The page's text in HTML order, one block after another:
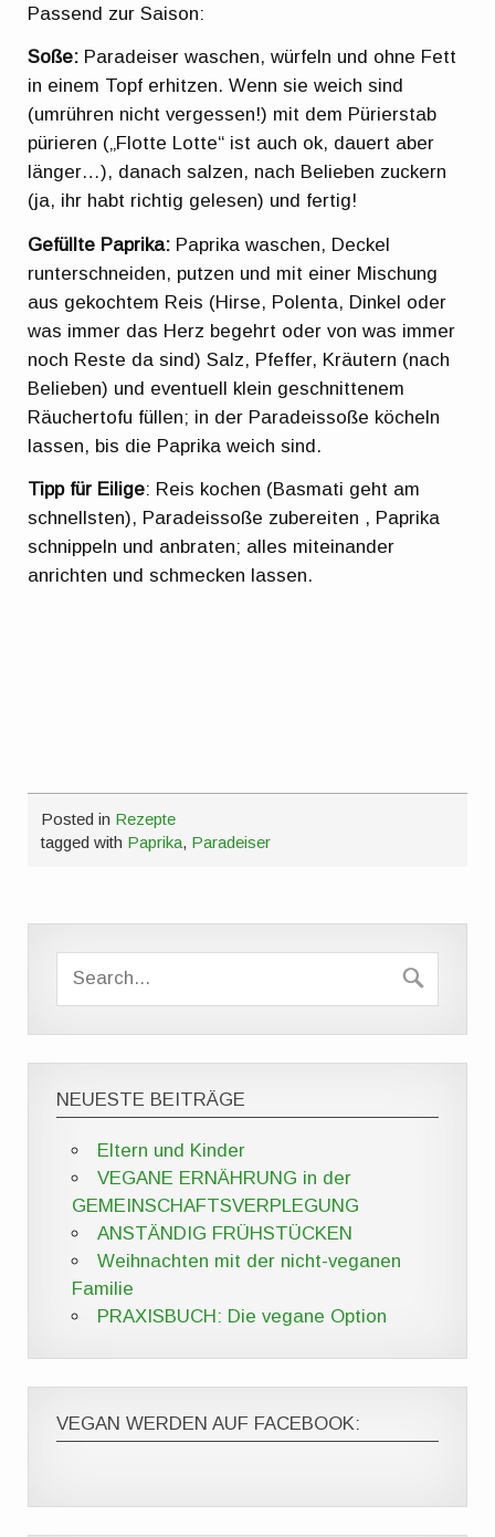
Passend zur Saison:
Soße: Paradeiser waschen, würfeln und ohne Fett
in einem Topf erhitzen. Wenn sie weich sind
(umrühren nicht vergessen!) mit dem Pürierstab
pürieren („Flotte Lotte“ ist auch ok, dauert aber
länger…), danach salzen, nach Belieben zuckern
(ja, ihr habt richtig gelesen) und fertig!
Gefüllte Paprika: Paprika waschen, Deckel
runterschneiden, putzen und mit einer Mischung
aus gekochtem Reis (Hirse, Polenta, Dinkel oder
was immer das Herz begehrt oder von was immer
noch Reste da sind) Salz, Pfeffer, Kräutern (nach
Belieben) und eventuell klein geschnittenem
Räuchertofu füllen; in der Paradeissoße köcheln
lassen, bis die Paprika weich sind.
Tipp für Eilige: Reis kochen (Basmati geht am
schnellsten), Paradeissoße zubereiten , Paprika
schnippeln und anbraten; alles miteinander
anrichten und schmecken lassen.
Posted in Rezepte
tagged with Paprika, Paradeiser
NEUESTE BEITRÄGE
Eltern und Kinder
VEGANE ERNÄHRUNG in der
GEMEINSCHAFTSVERPLEGUNG
ANSTÄNDIG FRÜHSTÜCKEN
Weihnachten mit der nicht-veganen
Familie
PRAXISBUCH: Die vegane Option
VEGAN WERDEN AUF FACEBOOK: